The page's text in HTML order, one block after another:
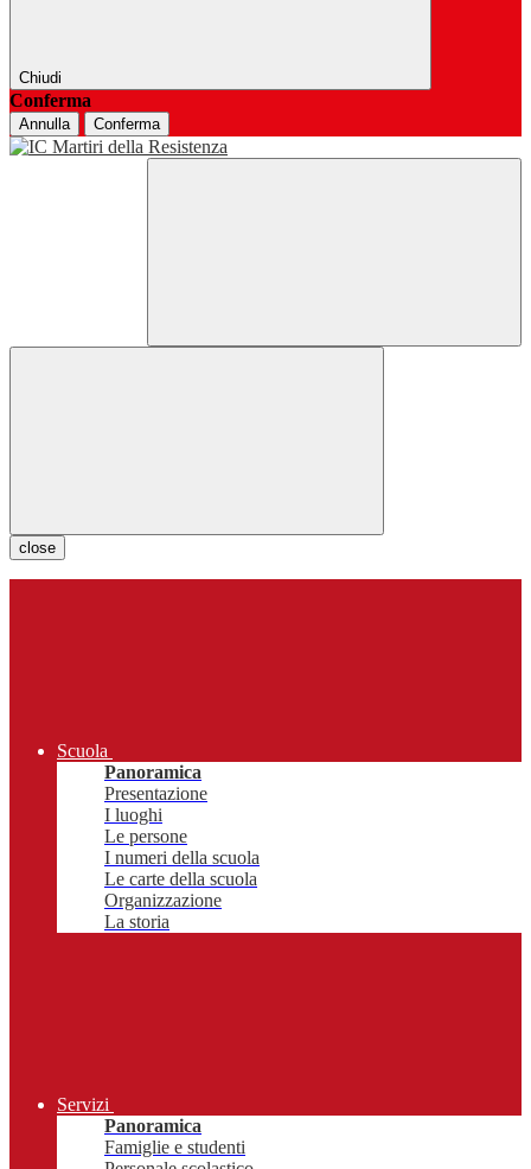
Chiudi
Conferma
Annulla Conferma
close
Scuola
Panoramica
Presentazione
I luoghi
Le persone
I numeri della scuola
Le carte della scuola
Organizzazione
La storia
Servizi
Panoramica
Famiglie e studenti